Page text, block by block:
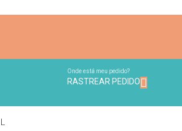
Onde está meu pedido?
RASTREAR PEDIDO